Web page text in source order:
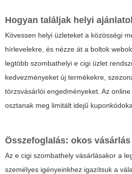
Hogyan találjak helyi
Kövessen helyi üzleteket a közösségi
hírlevelekre, és nézze át a boltok
legtöbb szombathelyi e cigi üzlet
kedvezményeket új termékekre,
törzsvásárlói engedményeket. Az
osztanak meg limitált idejű
Összefoglalás: okos
Az e cigi szombathely vásárlásakor a
személyes igényeinkhez igazítsuk a